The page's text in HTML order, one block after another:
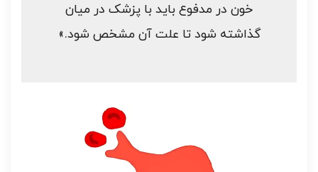
خون در مدفوع باید با پزشک در میان
گذاشته شود تا علت آن مشخص شود.»